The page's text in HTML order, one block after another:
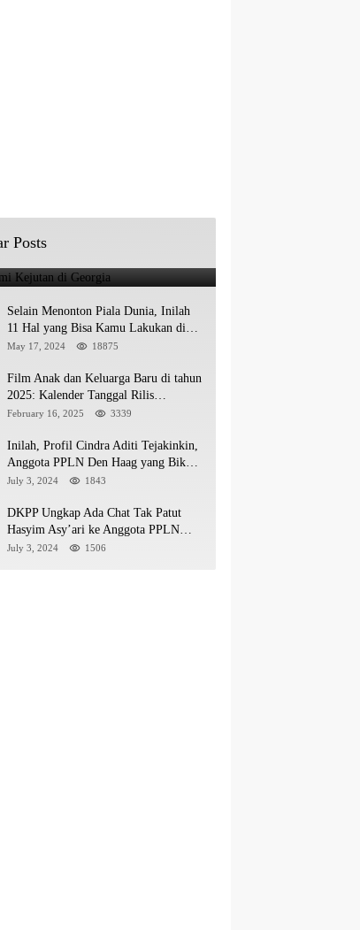
Posts
Kejutan Demi Kejutan di Georgia
Selain Menonton Piala Dunia, Inilah
11 Hal yang Bisa Kamu Lakukan di
Doha Qatar!
May 17, 2024 18875
Film Anak dan Keluarga Baru di tahun
2025: Kalender Tanggal Rilis
(Pembaruan)
February 16, 2025 3339
Inilah, Profil Cindra Aditi Tejakinkin,
Anggota PPLN Den Haag yang Bikin
Ketua KPU Dipecat
July 3, 2024 1843
DKPP Ungkap Ada Chat Tak Patut
Hasyim Asy’ari ke Anggota PPLN
Den Haag soal Celana Dalam
July 3, 2024 1506